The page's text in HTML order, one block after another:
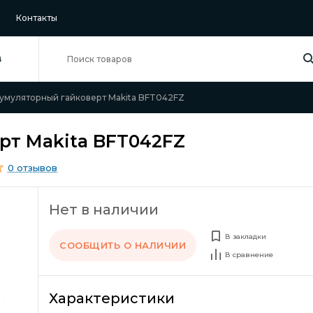
Контакты
гайковерт Makita BFT042FZ
Makita BFT042FZ
0 отзывов
Нет в наличии
СООБЩИТЬ О НАЛИЧИИ
В закладки
В сравнение
Характеристики